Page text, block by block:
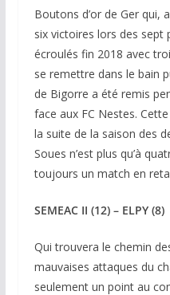
Boutons d’or de Ger qui,
six victoires lors des
écroulés fin 2018 avec
se remettre dans le bain
de Bigorre a été remis
face aux FC Nestes.
la suite de la saison des
Soues n’est plus qu’à
toujours un match en
SEMEAC II (12) – ELPY (8)
Qui trouvera le chemin
mauvaises attaques du
seulement un point au